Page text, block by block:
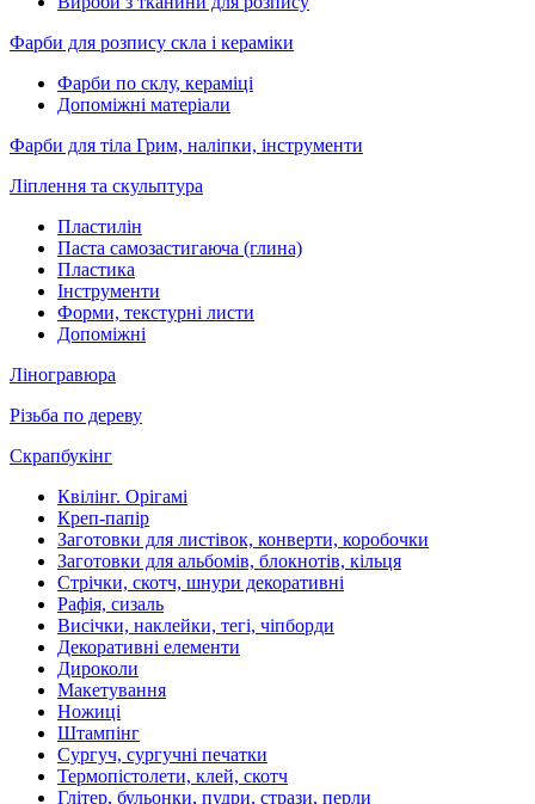
Фарби для розпису скла і кераміки
Фарби по склу, кераміці
Допоміжні матеріали
Фарби для тіла Грим, наліпки, інструменти
Ліплення та скульптура
Пластилін
Паста самозастигаюча (глина)
Пластика
Інструменти
Форми, текстурні листи
Допоміжні
Ліногравюра
Різьба по дереву
Скрапбукінг
Квілінг. Орігамі
Креп-папір
Заготовки для листівок, конверти, коробочки
Заготовки для альбомів, блокнотів, кільця
Стрічки, скотч, шнури декоративні
Рафія, сизаль
Висічки, наклейки, тегі, чіпборди
Декоративні елементи
Дироколи
Макетування
Ножиці
Штампінг
Сургуч, сургучні печатки
Термопістолети, клей, скотч
Глітер, бульонки, пудри, стрази, перли